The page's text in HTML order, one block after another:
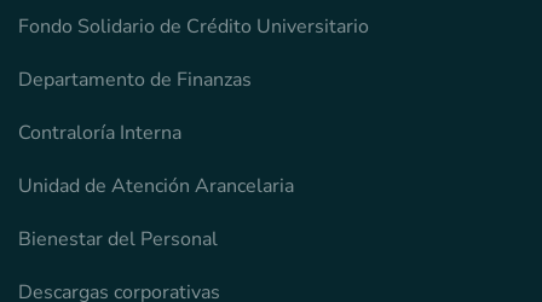
Fondo Solidario de Crédito Universitario
Departamento de Finanzas
Contraloría Interna
Unidad de Atención Arancelaria
Bienestar del Personal
Descargas corporativas